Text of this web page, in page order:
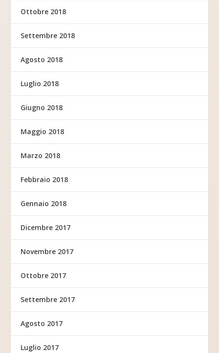
Ottobre 2018
Settembre 2018
Agosto 2018
Luglio 2018
Giugno 2018
Maggio 2018
Marzo 2018
Febbraio 2018
Gennaio 2018
Dicembre 2017
Novembre 2017
Ottobre 2017
Settembre 2017
Agosto 2017
Luglio 2017